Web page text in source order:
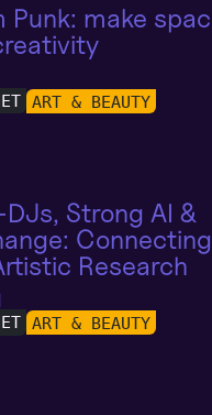
Punk: make
ART & BEAUTY
Strong AI &
Research
ART & BEAUTY